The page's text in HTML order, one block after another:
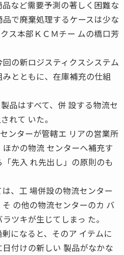
など需要予測の著しく困難な
で廃棄処理するケースは少な
ス本部ＫＣＭチー ムの橋口芳
の新ロジスティクスシステム
とともに、在庫補充の仕組
品はすべて、併 設する物流セ
れて いた。
ンターが管轄エ リアの営業所
かの物流 センターへ補充す
先入 れ先出し」の原則のも
、工 場併設の物流センター
の他の物流センターのカ バ
ツキが生じてしまっ た。
になると、そのア イテムに
付けの新しい 製品がなかな